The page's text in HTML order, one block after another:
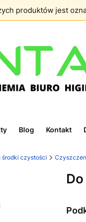
produktów jest
Blog Kontakt
środki czystości